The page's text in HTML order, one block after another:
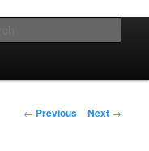
Mentoring
Post
← Previous Next →